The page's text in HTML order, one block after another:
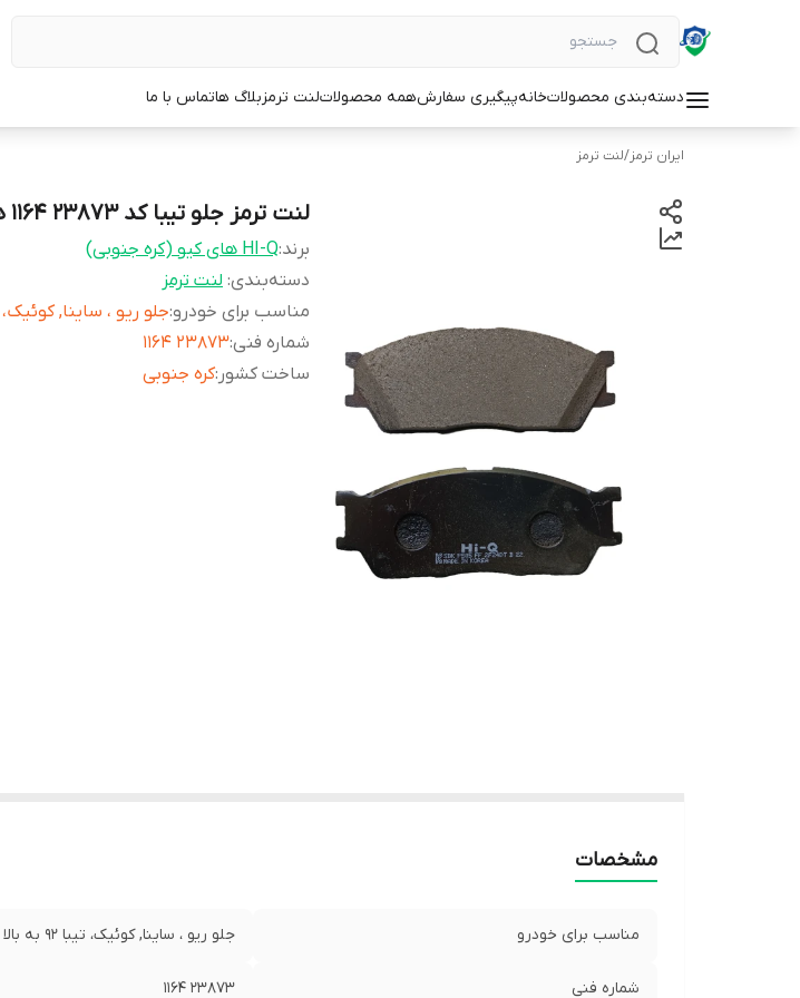
دسته‌بندی محصولاتخانهپیگیری سفارشهمه محصولاتلنت ترمزبلاگ هاتماس با ما
ایران ترمز/لنت ترمز
لنت ترمز جلو تیبا کد 23873 1164 های کیو
برند:HI-Q های کیو (کره جنوبی)
دسته‌بندی: لنت ترمز
مناسب برای خودرو:جلو ریو ، ساینا, کوئیک، تیبا 92
شماره فنی:
23873 1164
ساخت کشور :کره جنوبی
مشخصات
مناسب برای خودرو جلو ریو ، ساینا, کوئیک، تیبا 92 به بالا
شماره فنی 23873 1164